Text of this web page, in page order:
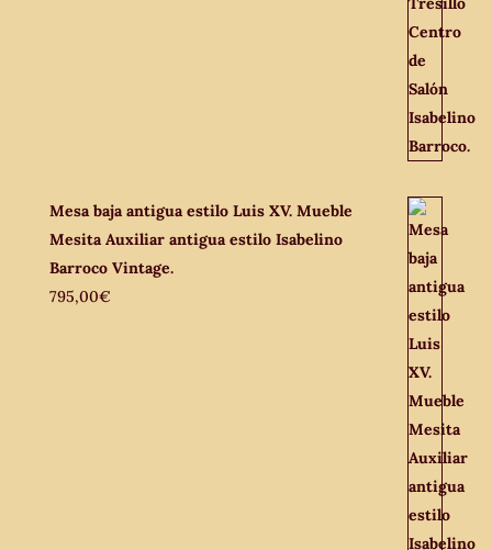
Mesa baja antigua estilo Luis XV. Mueble
Mesita Auxiliar antigua estilo Isabelino
Barroco Vintage.
795,00€